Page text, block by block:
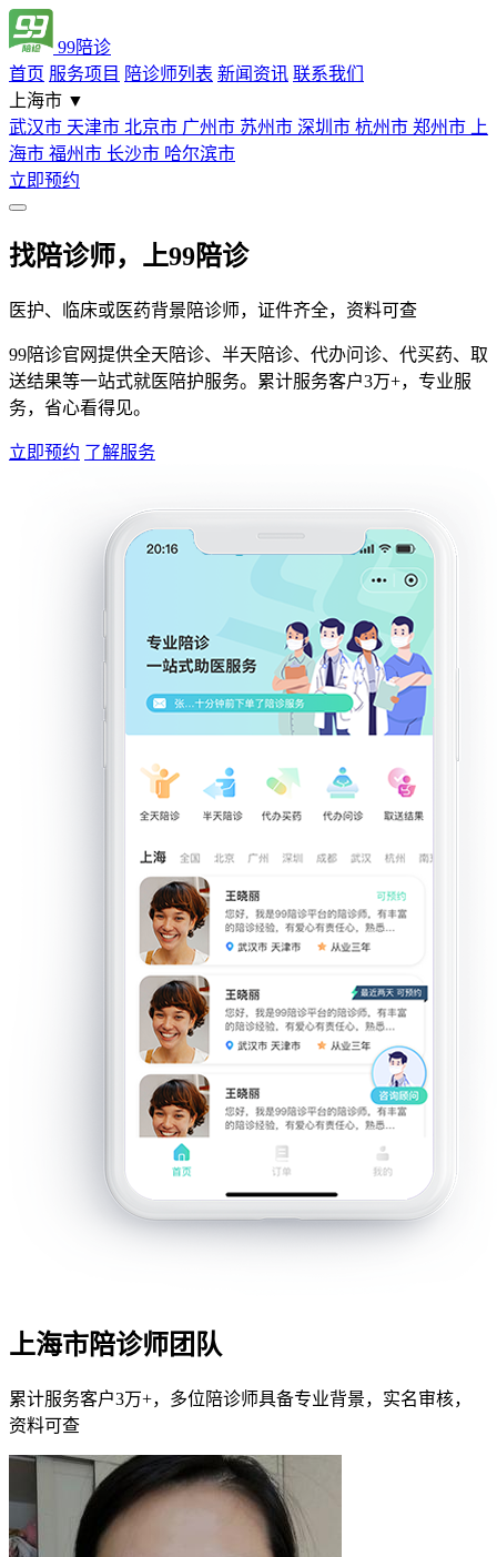
99陪诊
首页 服务项目 陪诊师列表 新闻资讯 联系我们
上海市 ▼
武汉市 天津市 北京市 广州市 苏州市 深圳市 杭州市 郑州市
上
海市 福州市 长沙市 哈尔滨市
立即预约
找陪诊师，上99陪诊
医护、临床或医药背景陪诊师，证件齐全，资料可查
99陪诊官网提供全天陪诊、半天陪诊、代办问诊、代买药、取
送结果等一站式就医陪护服务。累计服务客户3万+，专业服
务，省心看得见。
立即预约 了解服务
上海市陪诊师团队
累计服务客户3万+，多位陪诊师具备专业背景，实名审核，
资料可查